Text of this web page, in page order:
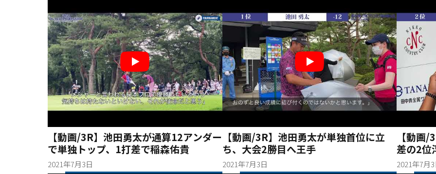
【動画/3R】池田勇太が通算12アンダー
で単独トップ、1打差で稲森佑貴
2021年7月3日
【動画/3R】池田勇太が単独首位に立
ち、大会2勝目へ王手
2021年7月3日
【動画
差の2位
2021年7月